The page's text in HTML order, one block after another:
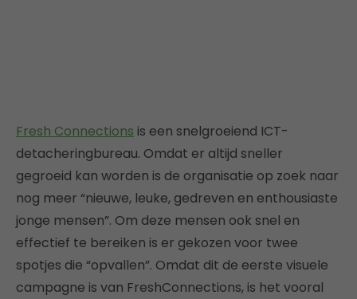
Fresh Connections is een snelgroeiend ICT-
detacheringbureau. Omdat er altijd sneller
gegroeid kan worden is de organisatie op zoek naar
nog meer “nieuwe, leuke, gedreven en enthousiaste
jonge mensen”. Om deze mensen ook snel en
effectief te bereiken is er gekozen voor twee
spotjes die “opvallen”. Omdat dit de eerste visuele
campagne is van FreshConnections, is het vooral